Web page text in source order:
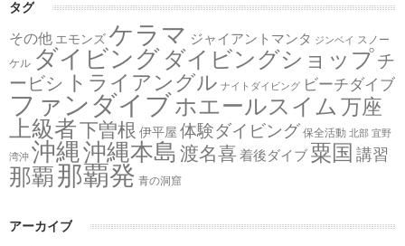
タグ
その他 エモンズ ケラマ ジャイアントマンタ ジンベイ スノー
ケル ダイビング ダイビングショップチ
ービシ トライアングル ナイトダイビング ビーチダイブ
ファンダイブホエールスイム 万座
上級者下曽根 伊平屋 体験ダイビング 保全活動 北部 宜野
湾沖 沖縄沖縄本島 渡名喜 着後ダイブ 粟国 講習
那覇 那覇発 青の洞窟
アーカイブ